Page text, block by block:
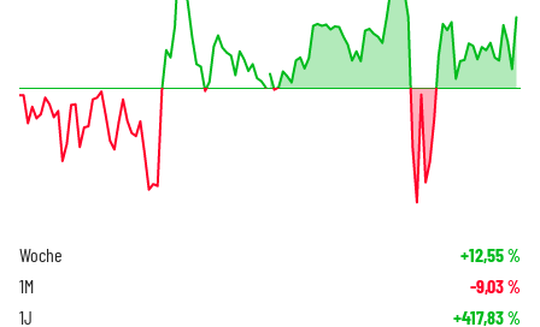
Woche +12,55%
1M -9,03%
1J +417,83%